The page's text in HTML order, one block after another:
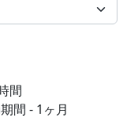
間
間 - 1ヶ月